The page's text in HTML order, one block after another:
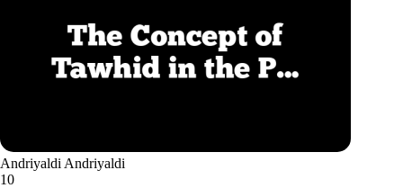
Andriyaldi Andriyaldi
10